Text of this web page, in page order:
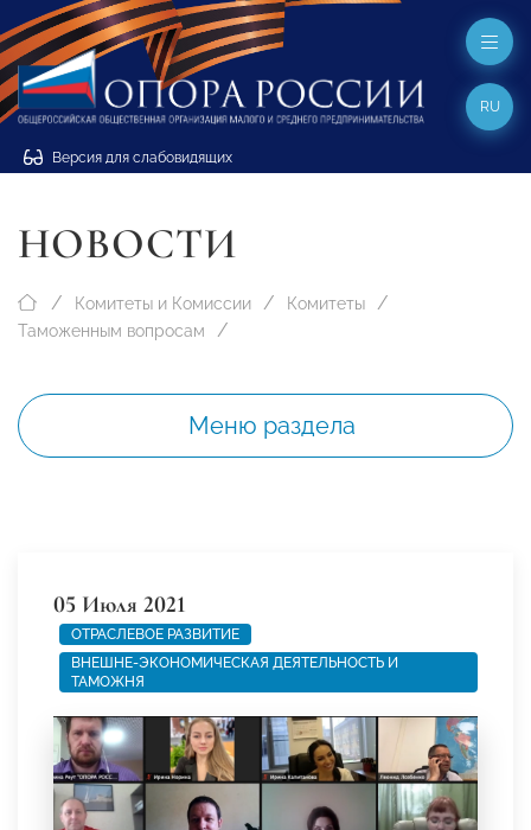
Версия для слабовидящих
RU
НОВОСТИ
Комитеты и Комиссии
Комитеты
Таможенным вопросам
Меню раздела
05 Июля 2021
ОТРАСЛЕВОЕ РАЗВИТИЕ
ВНЕШНЕ-ЭКОНОМИЧЕСКАЯ ДЕЯТЕЛЬНОСТЬ И
ТАМОЖНЯ